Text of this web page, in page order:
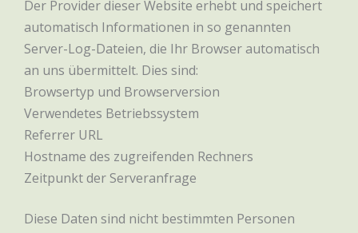
Der Provider dieser Website erhebt und speichert
automatisch Informationen in so genannten
Server-Log-Dateien, die Ihr Browser automatisch
an uns übermittelt. Dies sind:
Browsertyp und Browserversion
Verwendetes Betriebssystem
Referrer URL
Hostname des zugreifenden Rechners
Zeitpunkt der Serveranfrage
Diese Daten sind nicht bestimmten Personen